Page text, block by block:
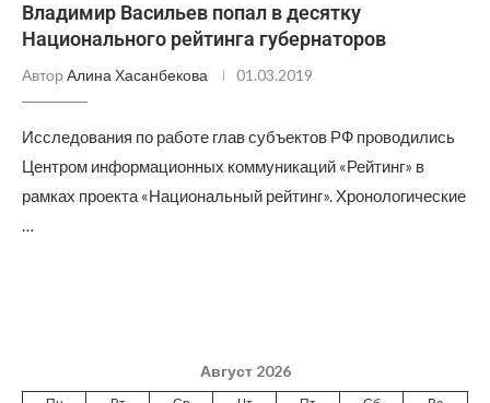
Владимир Васильев попал в десятку
Национального рейтинга губернаторов
Автор Алина Хасанбекова 01.03.2019
Исследования по работе глав субъектов РФ проводились
Центром информационных коммуникаций «Рейтинг» в
рамках проекта «Национальный рейтинг». Хронологические
…
Август 2026